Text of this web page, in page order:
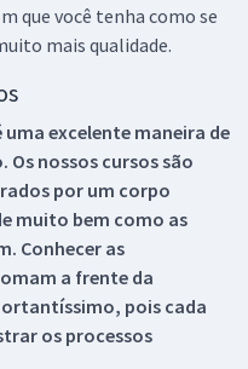
que você tenha como se
mais qualidade.
excelente maneira de
nossos cursos são
por um corpo
muito bem como as
Conhecer as
a frente da
pois cada
os processos